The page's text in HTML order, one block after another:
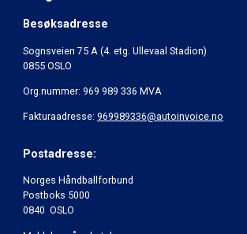
Besøksadresse
Sognsveien 75 A (4. etg. Ullevaal Stadion)
0855 OSLO
Org.nummer: 969 989 336 MVA
Fakturaadresse: 969989336@autoinvoice.no
Postadresse:
Norges Håndballforbund
Postboks 5000
0840 OSLO